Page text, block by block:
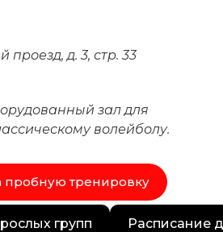
групп Расписание
проезд, д. 3, стр. 33
зал для
волейболу.
пробную тренировку